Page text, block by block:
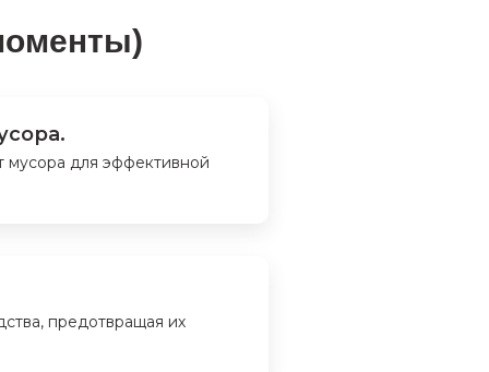
мусора для эффективной
предотвращая их